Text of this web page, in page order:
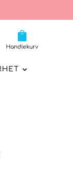

Handlekurv